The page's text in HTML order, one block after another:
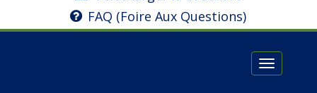
FAQ (Foire Aux Questions)
Toggle
navigation